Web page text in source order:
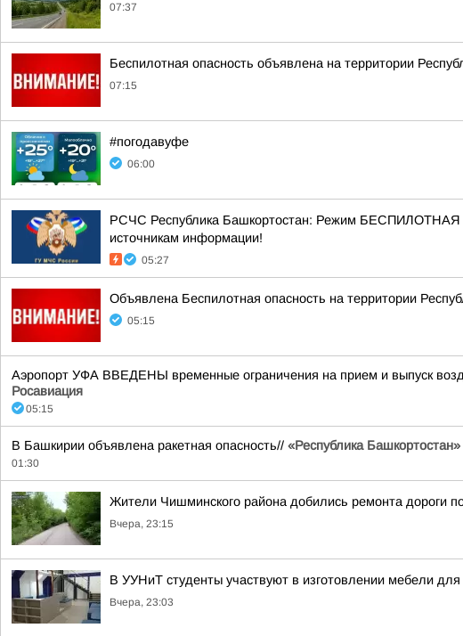
07:37
Беспилотная опасность объявлена на территории
07:15
#погодавуфе
06:00
РСЧС Республика Башкортостан: Режим БЕСПИЛОТНАЯ
источникам информации!
05:27
Объявлена Беспилотная опасность на территории
05:15
Аэропорт УФА ВВЕДЕНЫ временные ограничения на прием и выпуск
Росавиация
05:15
В Башкирии объявлена ракетная опасность// «Республика
01:30
Жители Чишминского района добились ремонта дороги
Вчера, 23:15
В УУНиТ студенты участвуют в изготовлении мебели для
Вчера, 23:03